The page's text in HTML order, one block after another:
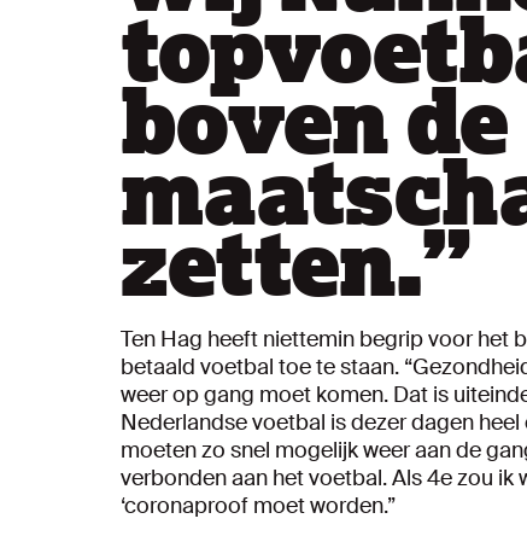
boven de
zetten.”
Ten Hag heeft niettemin begrip voor het
betaald voetbal toe te staan.
weer op gang moet komen. Dat is
Nederlandse voetbal is dezer dagen
moeten zo snel mogelijk weer aan de
verbonden aan het voetbal. Als 4e zou
‘coronaproof moet worden.”